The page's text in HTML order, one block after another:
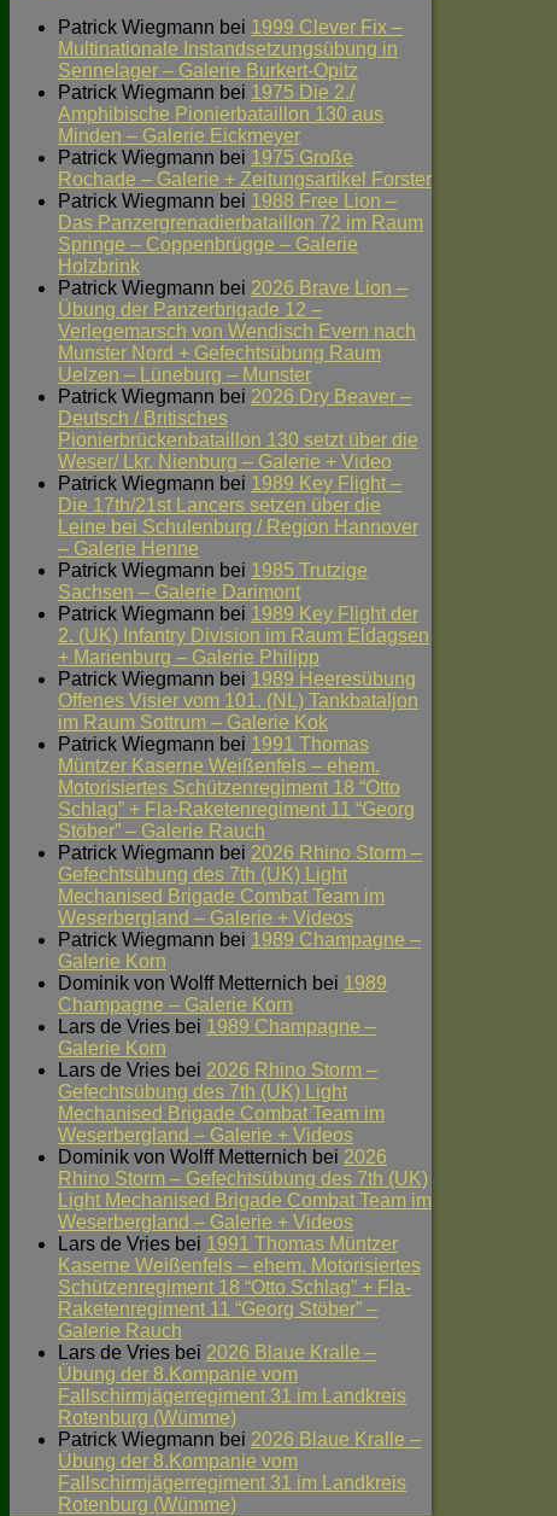
Patrick Wiegmann bei 1999 Clever Fix –
Multinationale Instandsetzungsübung in
Sennelager – Galerie Burkert-Opitz
Patrick Wiegmann bei 1975 Die 2./
Amphibische Pionierbataillon 130 aus
Minden – Galerie Eickmeyer
Patrick Wiegmann bei 1975 Große
Rochade – Galerie + Zeitungsartikel Forster
Patrick Wiegmann bei 1988 Free Lion –
Das Panzergrenadierbataillon 72 im Raum
Springe – Coppenbrügge – Galerie
Holzbrink
Patrick Wiegmann bei 2026 Brave Lion –
Übung der Panzerbrigade 12 –
Verlegemarsch von Wendisch Evern nach
Munster Nord + Gefechtsübung Raum
Uelzen – Lüneburg – Munster
Patrick Wiegmann bei 2026 Dry Beaver –
Deutsch / Britisches
Pionierbrückenbataillon 130 setzt über die
Weser/ Lkr. Nienburg – Galerie + Video
Patrick Wiegmann bei 1989 Key Flight –
Die 17th/21st Lancers setzen über die
Leine bei Schulenburg / Region Hannover
– Galerie Henne
Patrick Wiegmann bei 1985 Trutzige
Sachsen – Galerie Darimont
Patrick Wiegmann bei 1989 Key Flight der
2. (UK) Infantry Division im Raum Eldagsen
+ Marienburg – Galerie Philipp
Patrick Wiegmann bei 1989 Heeresübung
Offenes Visier vom 101. (NL) Tankbataljon
im Raum Sottrum – Galerie Kok
Patrick Wiegmann bei 1991 Thomas
Müntzer Kaserne Weißenfels – ehem.
Motorisiertes Schützenregiment 18 “Otto
Schlag” + Fla-Raketenregiment 11 “Georg
Stöber” – Galerie Rauch
Patrick Wiegmann bei 2026 Rhino Storm –
Gefechtsübung des 7th (UK) Light
Mechanised Brigade Combat Team im
Weserbergland – Galerie + Videos
Patrick Wiegmann bei 1989 Champagne –
Galerie Korn
Dominik von Wolff Metternich bei 1989
Champagne – Galerie Korn
Lars de Vries bei 1989 Champagne –
Galerie Korn
Lars de Vries bei 2026 Rhino Storm –
Gefechtsübung des 7th (UK) Light
Mechanised Brigade Combat Team im
Weserbergland – Galerie + Videos
Dominik von Wolff Metternich bei 2026
Rhino Storm – Gefechtsübung des 7th (UK)
Light Mechanised Brigade Combat Team im
Weserbergland – Galerie + Videos
Lars de Vries bei 1991 Thomas Müntzer
Kaserne Weißenfels – ehem. Motorisiertes
Schützenregiment 18 “Otto Schlag” + Fla-
Raketenregiment 11 “Georg Stöber” –
Galerie Rauch
Lars de Vries bei 2026 Blaue Kralle –
Übung der 8.Kompanie vom
Fallschirmjägerregiment 31 im Landkreis
Rotenburg (Wümme)
Patrick Wiegmann bei 2026 Blaue Kralle –
Übung der 8.Kompanie vom
Fallschirmjägerregiment 31 im Landkreis
Rotenburg (Wümme)